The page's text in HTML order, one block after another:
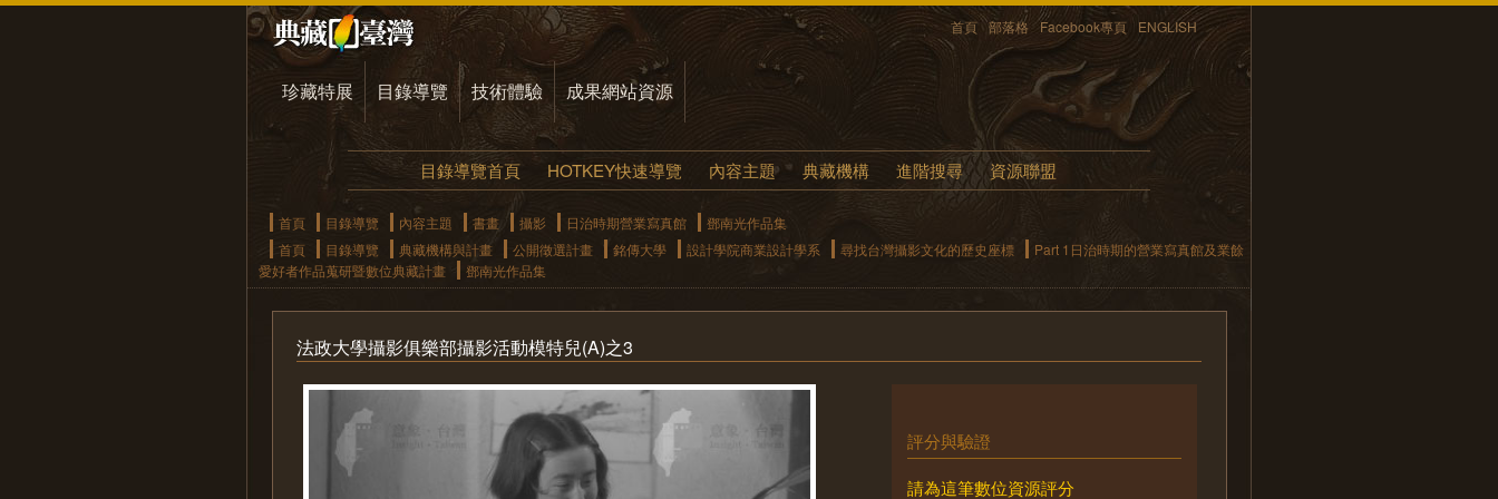
首頁 部落格 Facebook專頁 ENGLISH
珍藏特展 目錄導覽 技術體驗 成果網站資源
目錄導覽首頁 HOTKEY快速導覽 內容主題 典藏機構 進階搜尋 資源聯盟
首頁 目錄導覽 內容主題 書畫 攝影 日治時期營業寫真館
鄧南光作品集
首頁
目錄導覽 典藏機構與計畫 公開徵選計畫 銘傳大學 設計學院商業設計學系 尋找台灣攝影文化的歷史座標
Part 1日治時期的營業寫真館及業餘
愛好者作品蒐研暨數位典藏計畫
鄧南光作品集
法政大學攝影俱樂部攝影活動模特兒(A)之3
評分與驗證
請為這筆數位資源評分